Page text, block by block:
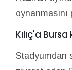
oynanmasını
Kılıç'a Bursa
Stadyumdan